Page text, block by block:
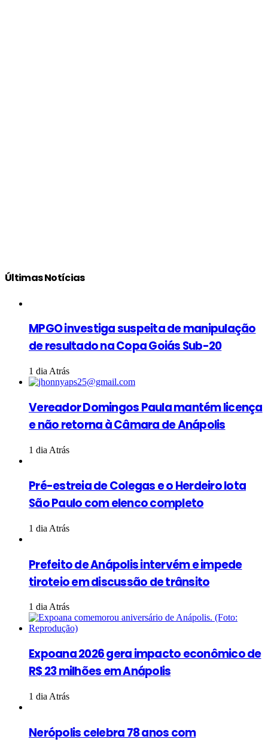
Últimas Notícias
MPGO investiga suspeita de manipulação
de resultado na Copa Goiás Sub-20
1 dia Atrás
Vereador Domingos Paula mantém licença
e não retorna à Câmara de Anápolis
1 dia Atrás
Pré-estreia de Colegas e o Herdeiro lota
São Paulo com elenco completo
1 dia Atrás
Prefeito de Anápolis intervém e impede
tiroteio em discussão de trânsito
1 dia Atrás
Expoana 2026 gera impacto econômico de
R$ 23 milhões em Anápolis
1 dia Atrás
Nerópolis celebra 78 anos com